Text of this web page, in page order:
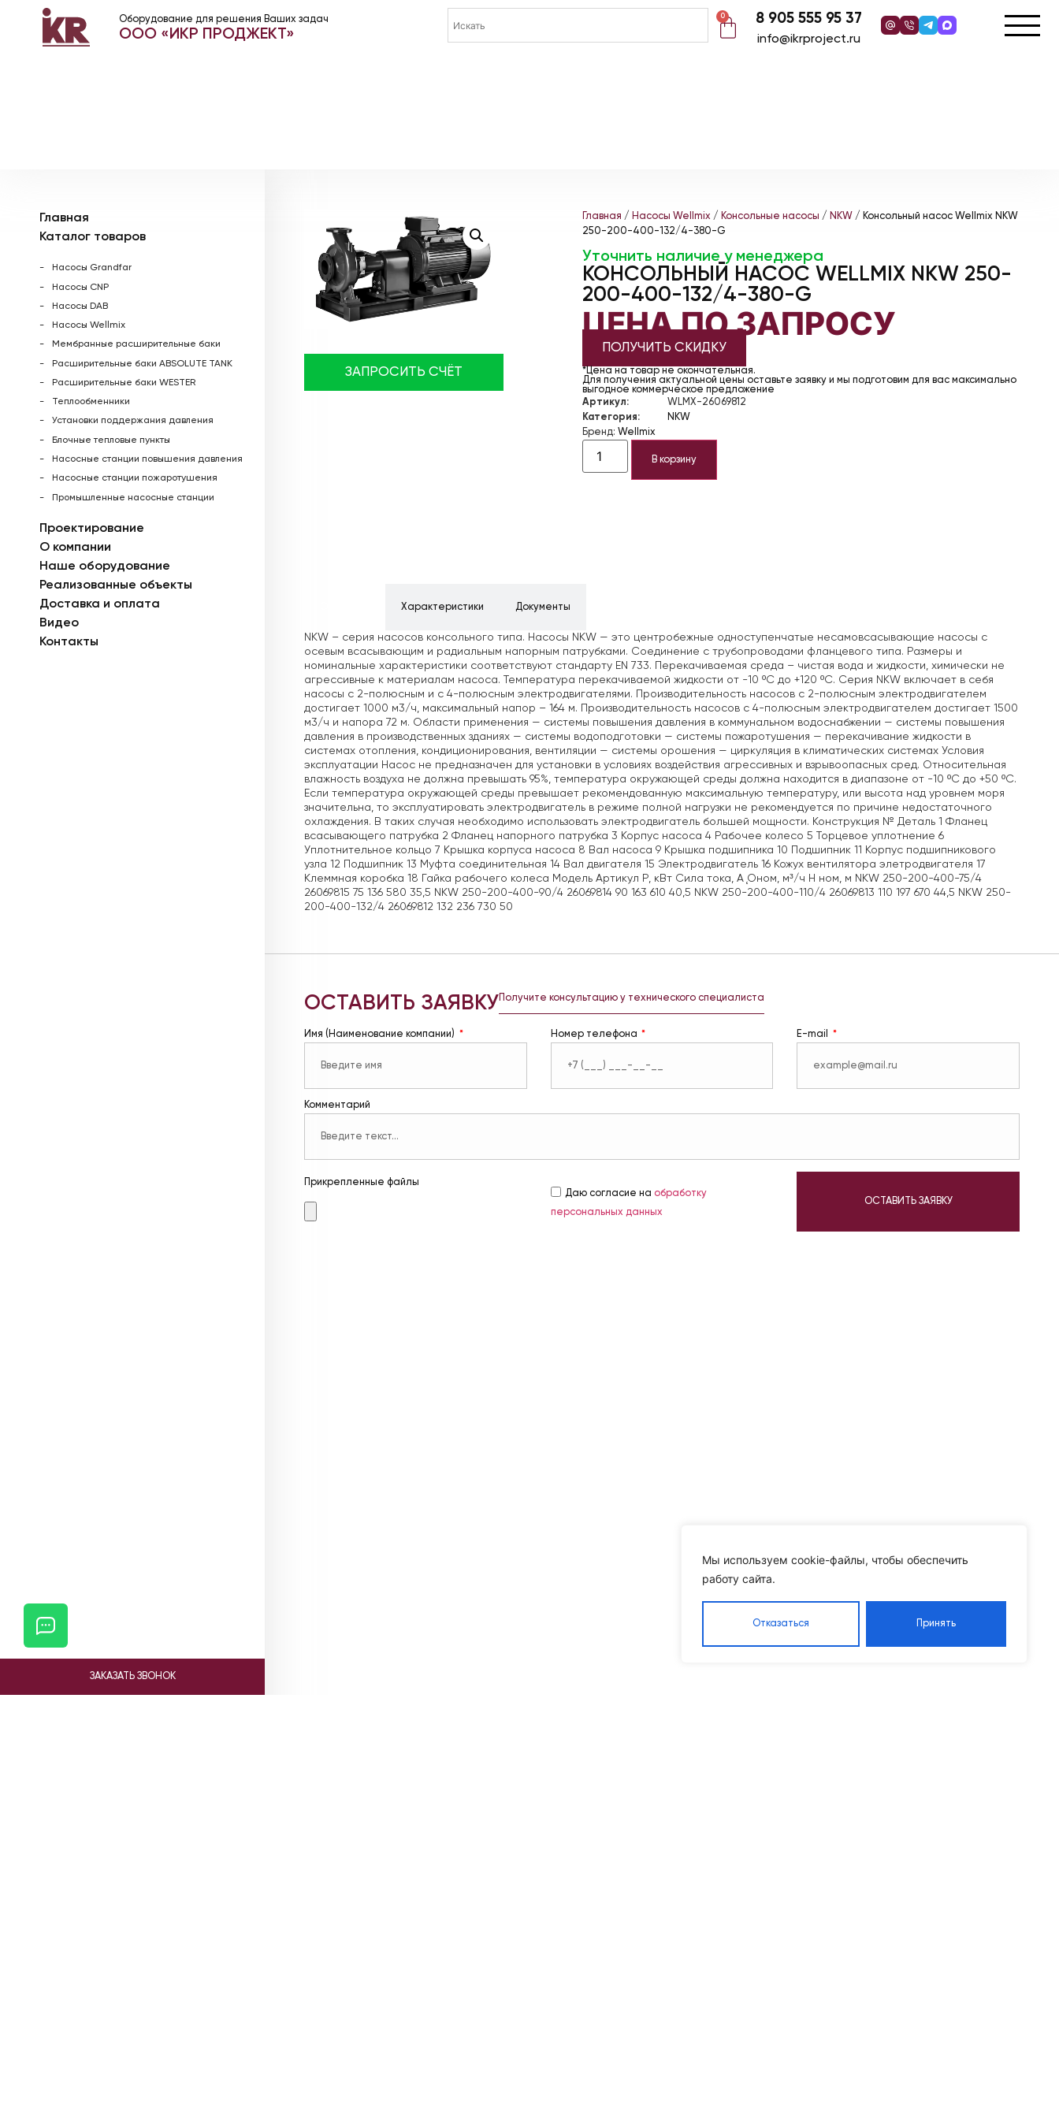
Мы используем cookie-файлы, чтобы обеспечить
работу сайта.
Отказаться Принять
Оборудование для решения Ваших задач
ООО «ИКР ПРОДЖЕКТ»
0 8 905 555 95 37
info@ikrproject.ru
Главная
Каталог товаров
Насосы Grandfar
Насосы CNP
Насосы DAB
Насосы Wellmix
Мембранные расширительные баки
Расширительные баки ABSOLUTE TANK
Расширительные баки WESTER
Теплообменники
Установки поддержания давления
Блочные тепловые пункты
Насосные станции повышения давления
Насосные станции пожаротушения
Промышленные насосные станции
Проектирование
О компании
Наше оборудование
Реализованные объекты
Доставка и оплата
Видео
Контакты
ЗАКАЗАТЬ ЗВОНОК
ЗАПРОСИТЬ СЧЁТ
Главная / Насосы Wellmix/ Консольные насосы / NKW / Консольный насос Wellmix NKW
250-200-400-132/4-380-G
Уточнить наличие у менеджера
КОНСОЛЬНЫЙ НАСОС WELLMIX NKW 250-
200-400-132/4-380-G
ЦЕНА ПО ЗАПРОСУ
ПОЛУЧИТЬ СКИДКУ
*Цена на товар не окончательная.
Для получения актуальной цены оставьте заявку и мы подготовим для вас максимально
выгодное коммерческое предложение
Артикул:
WLMX-26069812
Категория:
NKW
Бренд: Wellmix
В корзину
Характеристики Документы
NKW – серия насосов консольного типа. Насосы NKW — это центробежные одноступенчатые несамовсасывающие насосы с
осевым всасывающим и радиальным напорным патрубками. Соединение с трубопроводами фланцевого типа. Размеры и
номинальные характеристики соответствуют стандарту EN 733. Перекачиваемая среда – чистая вода и жидкости, химически не
агрессивные к материалам насоса. Температура перекачиваемой жидкости от -10 ºС до +120 ºС. Серия NKW включает в себя
насосы с 2-полюсным и с 4-полюсным электродвигателями. Производительность насосов с 2-полюсным электродвигателем
достигает 1000 м3/ч, максимальный напор – 164 м. Производительность насосов с 4-полюсным электродвигателем достигает 1500
м3/ч и напора 72 м. Области применения — системы повышения давления в коммунальном водоснабжении — системы повышения
давления в производственных зданиях — системы водоподготовки — системы пожаротушения — перекачивание жидкости в
системах отопления, кондиционирования, вентиляции — системы орошения — циркуляция в климатических системах Условия
эксплуатации Насос не предназначен для установки в условиях воздействия агрессивных и взрывоопасных сред. Относительная
влажность воздуха не должна превышать 95%, температура окружающей среды должна находится в диапазоне от -10 ºС до +50 ºС.
Если температура окружающей среды превышает рекомендованную максимальную температуру, или высота над уровнем моря
значительна, то эксплуатировать электродвигатель в режиме полной нагрузки не рекомендуется по причине недостаточного
охлаждения. В таких случая необходимо использовать электродвигатель большей мощности. Конструкция № Деталь 1 Фланец
всасывающего патрубка 2 Фланец напорного патрубка 3 Корпус насоса 4 Рабочее колесо 5 Торцевое уплотнение 6
Уплотнительное кольцо 7 Крышка корпуса насоса 8 Вал насоса 9 Крышка подшипника 10 Подшипник 11 Корпус подшипникового
узла 12 Подшипник 13 Муфта соединительная 14 Вал двигателя 15 Электродвигатель 16 Кожух вентилятора элетродвигателя 17
Клеммная коробка 18 Гайка рабочего колеса Модель Артикул Р, кВт Сила тока, А Ǫном, м³/ч H ном, м NKW 250-200-400-75/4
26069815 75 136 580 35,5 NKW 250-200-400-90/4 26069814 90 163 610 40,5 NKW 250-200-400-110/4 26069813 110 197 670 44,5 NKW 250-
200-400-132/4 26069812 132 236 730 50
ОСТАВИТЬ ЗАЯВКУ Получите консультацию у технического специалиста
Имя (Наименование компании) Номер телефона E-mail
Комментарий
Прикрепленные файлы
Даю согласие на обработку
персональных данных
ОСТАВИТЬ ЗАЯВКУ